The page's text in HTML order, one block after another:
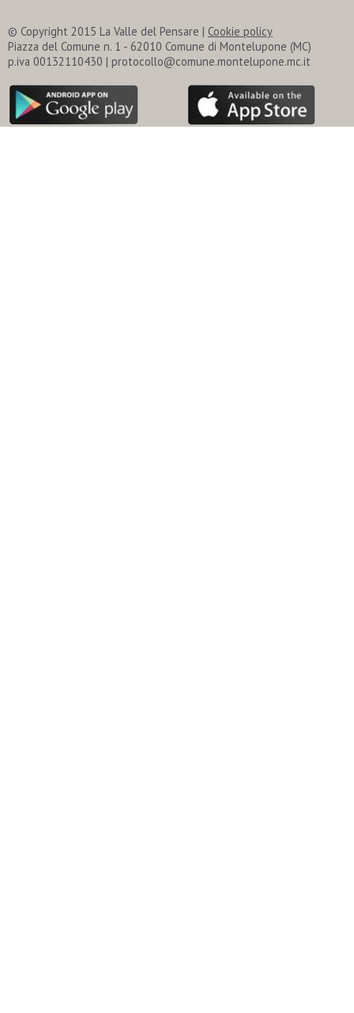
© Copyright 2015 La Valle del Pensare | Cookie policy
Piazza del Comune n. 1 - 62010 Comune di Montelupone (MC)
p.iva 00132110430 | protocollo@comune.montelupone.mc.it